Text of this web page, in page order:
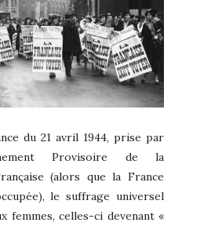
du 21 avril 1944, prise par
Provisoire de la
(alors que la France
le suffrage universel
femmes, celles-ci devenant «